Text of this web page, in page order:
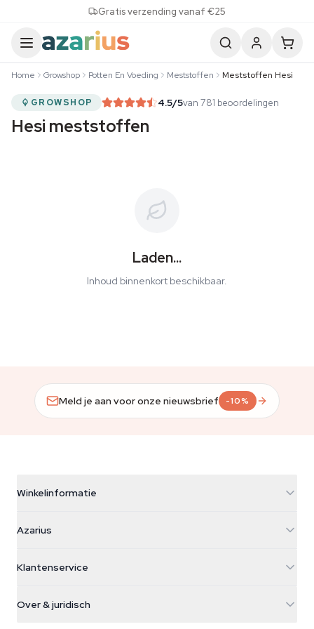
Gratis verzending vanaf €25
Home Growshop Potten En Voeding Meststoffen Meststoffen Hesi
GROWSHOP 4.5/5van 781 beoordelingen
Hesi meststoffen
Laden...
Inhoud binnenkort beschikbaar.
Meld je aan voor onze nieuwsbrief -10%
Winkelinformatie
Galvaniweg 11
Nederland
+31(0)204897914
Azarius
Smokeshop
Klantenservice
Retourbeleid
Over & juridisch